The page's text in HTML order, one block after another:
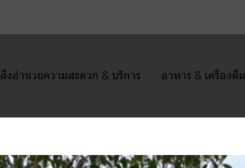
สิ่งอำนวยความสะดวก & บริการ อาหาร & เครื่องดื่ม